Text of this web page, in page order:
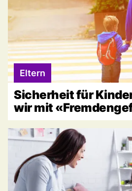
Eltern
Sicherheit für
wir mit